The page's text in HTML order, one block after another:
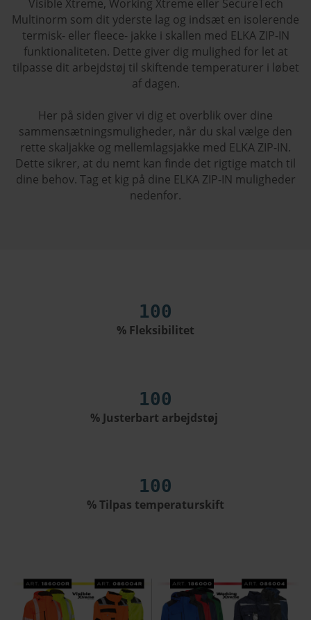
Visible Xtreme, Working Xtreme eller SecureTech
Multinorm som dit yderste lag og indsæt en isolerende
termisk- eller fleece- jakke i skallen med ELKA ZIP-IN
funktionaliteten. Dette giver dig mulighed for let at
tilpasse dit arbejdstøj til skiftende temperaturer i løbet
af dagen.
Her på siden giver vi dig et overblik over dine
sammensætningsmuligheder, når du skal vælge den
rette skaljakke og mellemlagsjakke med ELKA ZIP-IN.
Dette sikrer, at du nemt kan finde det rigtige match til
dine behov. Tag et kig på dine ELKA ZIP-IN muligheder
nedenfor.
100
% Fleksibilitet
100
% Justerbart arbejdstøj
100
% Tilpas temperaturskift